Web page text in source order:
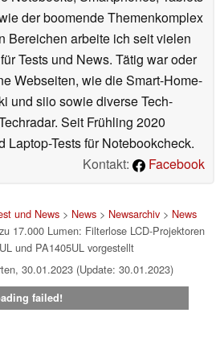
der boomende Themenkomplex
Bereichen arbeite ich seit vielen
Tests und News. Tätig war oder
Webseiten, wie die Smart-Home-
und siio sowie diverse Tech-
Seit Frühling 2020
Laptop-Tests für Notebookcheck.
Kontakt:
Facebook
und News> News> Newsarchiv> News
17.000 Lumen: Filterlose LCD-Projektoren
und PA1405UL vorgestellt
30.01.2023 (Update: 30.01.2023)
failed!